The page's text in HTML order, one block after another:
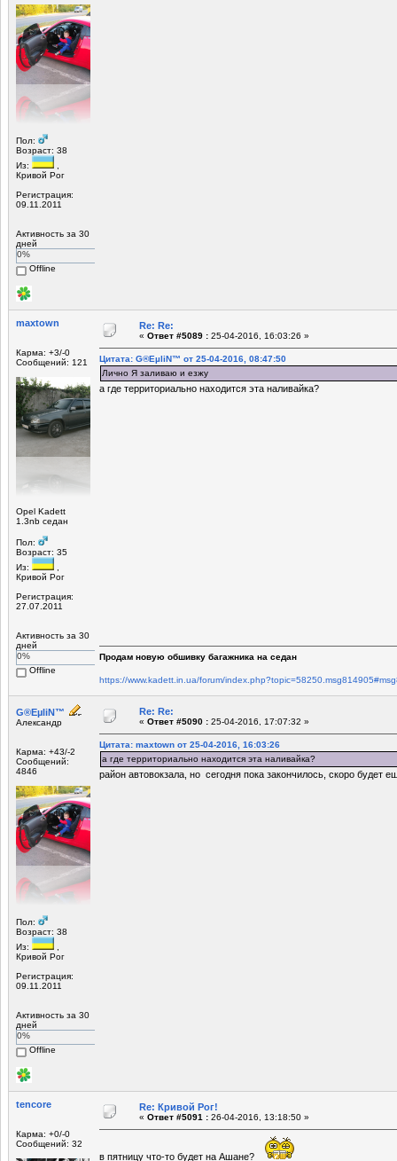
Пол:
Возраст: 38
Из:
Кривой Рог
Регистрация:
09.11.2011
Активность за 30
дней
0%
Offline
maxtown
Карма: +3/-0
Сообщений: 121
Opel Kadett
1.3nb седан
Пол:
Возраст: 35
Из:
Кривой Рог
Регистрация:
27.07.2011
Активность за 30
дней
0%
Offline
Re: Re:
« Ответ #5089 : 25-04-2016, 16:03:26 »
Цитата: G®EµliN™ от 25-04-2016, 08:47:50
Лично Я заливаю и езжу
а где территориально находится эта наливайка?
Продам новую обшивку багажника на седан
https://www.kadett.in.ua/forum/
G®EµliN™
Александр
Карма: +43/-2
Сообщений:
4846
Пол:
Возраст: 38
Из:
Кривой Рог
Регистрация:
09.11.2011
Активность за 30
дней
0%
Offline
Re: Re:
« Ответ #5090 : 25-04-2016, 17:07:32 »
Цитата: maxtown от 25-04-2016, 16:03:26
а где территориально находится эта наливайка?
район автовокзала, но сегодня пока закончилось, скоро будет
tencore
Карма: +0/-0
Сообщений: 32
Re: Кривой Рог!
« Ответ #5091 : 26-04-2016, 13:18:50 »
в пятницу что-то будет на Ашане?